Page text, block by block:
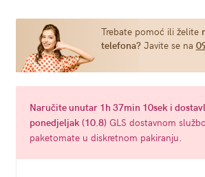
Kheper
Games
Trebate pomoć ili želite
telefona?Javite se na
Naručiteunutar 1h 37min 09seki
ponedjeljak (10.8) GLS dostavnom
paketomate u diskretnom pakiranju.